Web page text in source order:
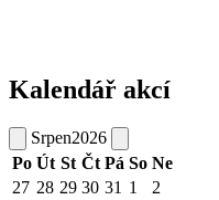
Kalendář akcí
Srpen2026
Po Út St Čt Pá So Ne
27 28 29 30 31 1
2